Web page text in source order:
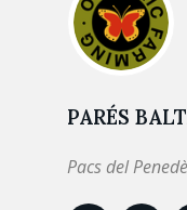
PARÉS
Pacs del